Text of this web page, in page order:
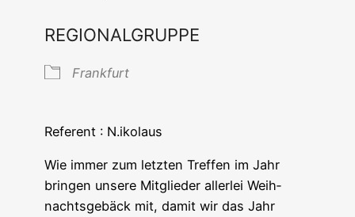
REGIONALGRUPPE
Frank­furt
Refe­rent : N.ikolaus
Wie immer zum letz­ten Tref­fen im Jahr
brin­gen unse­re Mit­glie­der aller­lei Weih­
nachts­ge­bäck mit, damit wir das Jahr